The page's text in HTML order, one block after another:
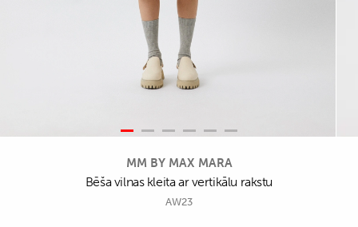
MM BY MAX MARA
Bēša vilnas kleita ar vertikālu rakstu
AW23